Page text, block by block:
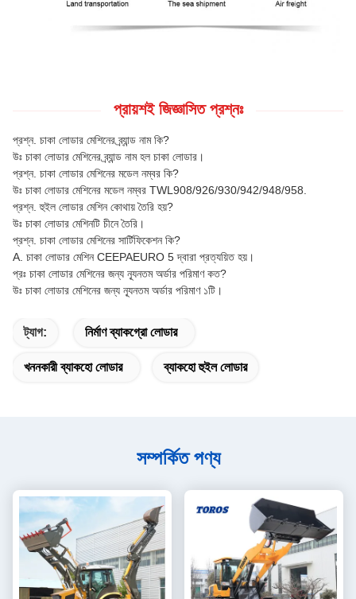
প্রায়শই জিজ্ঞাসিত প্রশ্নঃ
প্রশ্ন. চাকা লোডার মেশিনের ব্র্যান্ড নাম কি?
উঃ চাকা লোডার মেশিনের ব্র্যান্ড নাম হল চাকা লোডার।
প্রশ্ন. চাকা লোডার মেশিনের মডেল নম্বর কি?
উঃ চাকা লোডার মেশিনের মডেল নম্বর TWL908/926/930/942/948/958.
প্রশ্ন. হুইল লোডার মেশিন কোথায় তৈরি হয়?
উঃ চাকা লোডার মেশিনটি চীনে তৈরি।
প্রশ্ন. চাকা লোডার মেশিনের সার্টিফিকেশন কি?
A. চাকা লোডার মেশিন CEEPAEURO 5 দ্বারা প্রত্যয়িত হয়।
প্রঃ চাকা লোডার মেশিনের জন্য ন্যূনতম অর্ডার পরিমাণ কত?
উঃ চাকা লোডার মেশিনের জন্য ন্যূনতম অর্ডার পরিমাণ ১টি।
ট্যাগ: নির্মাণ ব্যাকগ্রো লোডার
খননকারী ব্যাকহো লোডার ব্যাকহো হুইল লোডার
সম্পর্কিত পণ্য